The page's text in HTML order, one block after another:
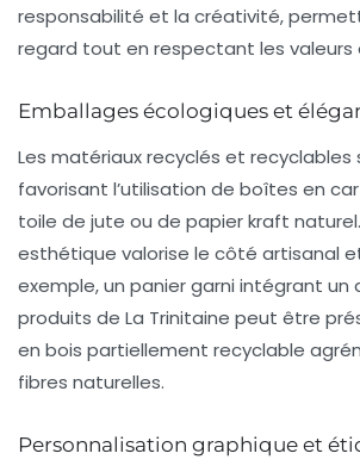
responsabilité et la créativité,
regard tout en respectant les valeurs
Emballages écologiques et
Les matériaux recyclés et recyclables
favorisant l’utilisation de boîtes en
toile de jute ou de papier kraft
esthétique valorise le côté artisanal
exemple, un panier garni intégrant
produits de La Trinitaine peut être
en bois partiellement recyclable
fibres naturelles.
Personnalisation graphique et